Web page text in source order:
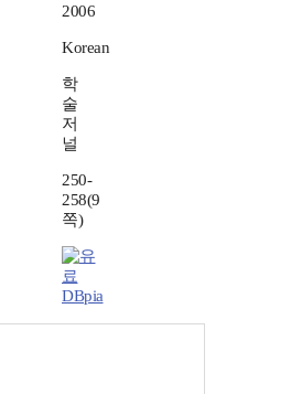
2006
Korean
학
술
저
널
250-
258(9
쪽)
DBpia